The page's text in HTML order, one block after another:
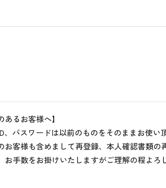
あるお客様へ】
、パスワードは以前のものをそのままお使い
お客様も含めまして再登録、本人確認書類の
手数をお掛けいたしますがご理解の程よろ